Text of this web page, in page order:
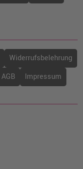
Widerrufsbelehrung
AGB Impressum